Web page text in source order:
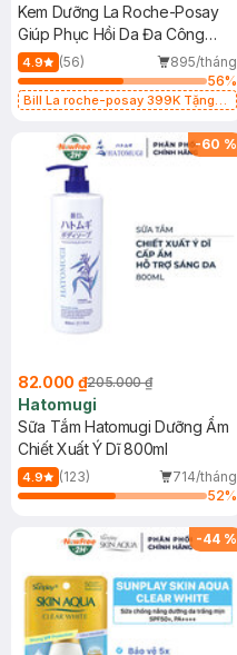
Kem Dưỡng La Roche-Posay
Giúp Phục Hồi Da Đa Công
Dụng 40ml
4.9 (56)
895/tháng
56%
Bill La roche-posay 399K Tặng
(SL có hạn)
-60 %
82.000 ₫205.000 ₫
Hatomugi
Sữa Tắm Hatomugi Dưỡng Ẩm
Chiết Xuất Ý Dĩ 800ml
4.9 (123)
714/tháng
52%
-44 %